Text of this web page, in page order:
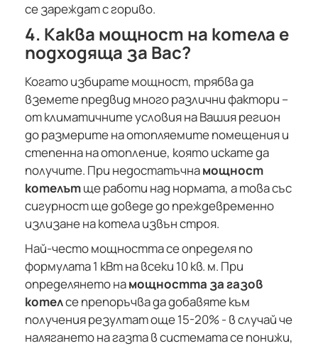
се зареждат с гориво.
4. Каква мощност на котела е
подходяща за Вас?
Когато избирате мощност, трябва да
вземете предвид много различни фактори –
от климатичните условия на Вашия регион
до размерите на отопляемите помещения и
степенна на отопление, която искате да
получите. При недостатъчнамощност
котелътще работи над нормата, а това със
сигурност ще доведе до преждевременно
излизане на котела извън строя.
Най-често мощността се определя по
формулата 1 кВт на всеки 10 кв. м. При
определянето намощността за газов
котелсе препоръчва да добавяте към
получения резултат още 15-20% - в случай че
налягането на газта в системата се понижи,